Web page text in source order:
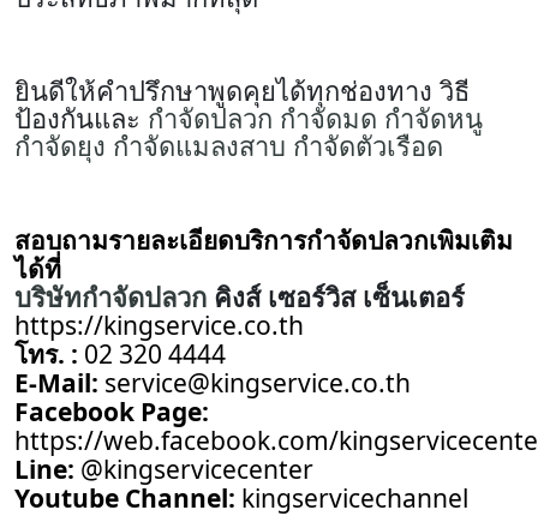
ยินดีให้คำปรึกษาพูดคุยได้ทุกช่องทาง วิธี
ป้องกันและ กำจัดปลวก กำจัดมด กำจัดหนู
กำจัดยุง กำจัดแมลงสาบ กำจัดตัวเรือด
สอบถามรายละเอียดบริการกำจัดปลวกเพิมเติม
ได้ที่
บริษัทกำจัดปลวก คิงส์ เซอร์วิส เซ็นเตอร์
https://kingservice.co.th
โทร. : 02 320 4444
E-Mail: service@kingservice.co.th
Facebook Page:
https://web.facebook.com/
Line: @kingservicecenter
Youtube Channel: kingservicechannel